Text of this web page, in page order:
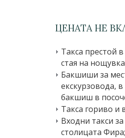
ЦЕНАТА НЕ
Такса престой
стая на
Бакшиши за
екскурзовода,
бакшиш в
Такса гориво и
Входни такси
столицата Фира;